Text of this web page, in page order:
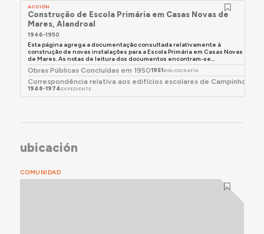
ACCIÓN
Construção de Escola Primária em Casas Novas de
Mares, Alandroal
1946-1950
Esta página agrega a documentação consultada relativamente à
construção de novas instalações para a Escola Primária em Casas Novas
de Mares. As notas de leitura dos documentos encontram-se...
Obras Públicas Concluídas em 19501951BIBLIOGRAFÍA
Correspondência relativa aos edifícios escolares de Campinho
1946-1974 EXPEDIENTE
ubicación
COMUNIDAD